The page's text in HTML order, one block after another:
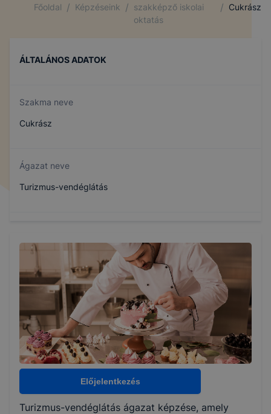
Főoldal / Képzéseink / szakképző iskolai
oktatás
/ Cukrász
ÁLTALÁNOS ADATOK
Szakma neve
Cukrász
Ágazat neve
Turizmus-vendéglátás
410132301
Képzés időtartama
3 év
Választható szakmairányok:
Nem válaszható
Előjelentkezés
Turizmus-vendéglátás ágazat képzése, amely